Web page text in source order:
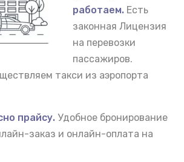
работаем. Есть
законная Лицензия
на перевозки
пассажиров.
такси из аэропорта
прайсу. Удобное бронирование
заказ и онлайн-оплата на